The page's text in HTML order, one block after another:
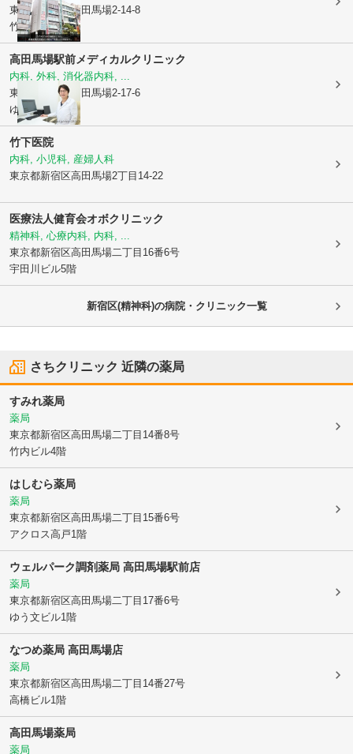
東京都新宿区高田馬場2-14-8
竹内ビル5階
高田馬場駅前メディカルクリニック
内科, 外科, 消化器内科, ...
東京都新宿区 高田馬場2-17-6
ゆう文ビル3F
竹下医院
内科, 小児科, 産婦人科
東京都新宿区高田馬場2丁目14-22
医療法人健育会オボクリニック
精神科, 心療内科, 内科, ...
東京都新宿区高田馬場二丁目16番6号
宇田川ビル5階
新宿区(精神科)の病院・クリニック一覧
さちクリニック 近隣の薬局
すみれ薬局
薬局
東京都新宿区高田馬場二丁目14番8号
竹内ビル4階
はしむら薬局
薬局
東京都新宿区高田馬場二丁目15番6号
アクロス高戸1階
ウェルパーク調剤薬局 高田馬場駅前店
薬局
東京都新宿区高田馬場二丁目17番6号
ゆう文ビル1階
なつめ薬局 高田馬場店
薬局
東京都新宿区高田馬場二丁目14番27号
高橋ビル1階
高田馬場薬局
薬局